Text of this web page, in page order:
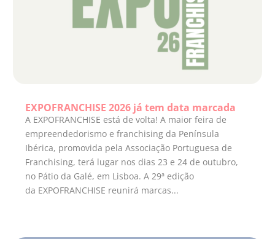
EXPOFRANCHISE 2026 já tem data marcada
A EXPOFRANCHISE está de volta! A maior feira de
empreendedorismo e franchising da Península
Ibérica, promovida pela Associação Portuguesa de
Franchising, terá lugar nos dias 23 e 24 de outubro,
no Pátio da Galé, em Lisboa. A 29ª edição
da EXPOFRANCHISE reunirá marcas...